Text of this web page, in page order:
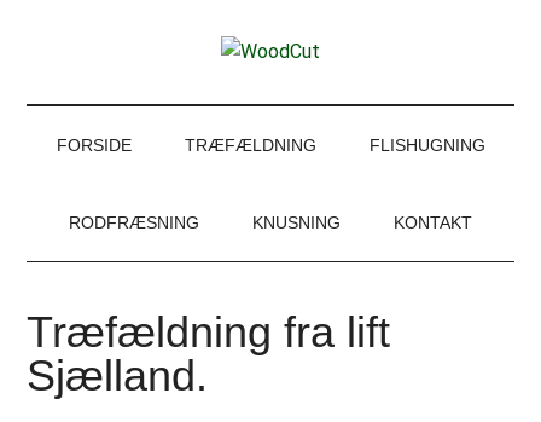
menu
primær
sidebar
footer
WoodCut
park
FORSIDE TRÆFÆLDNING FLISHUGNING
RODFRÆSNING KNUSNING KONTAKT
Træfældning fra lift
Sjælland.